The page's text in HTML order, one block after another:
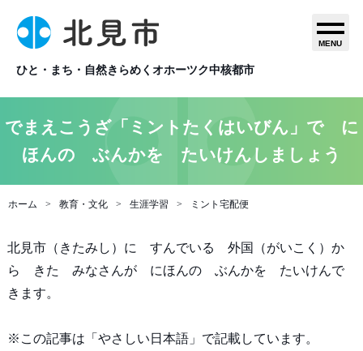
ひと・まち・自然きらめくオホーツク中核都市
MENU
でまえこうざ「ミントたくはいびん」で に
ほんの ぶんかを たいけんしましょう
ホーム 教育・文化 生涯学習 ミント宅配便
北見市（きたみし）に すんでいる 外国（がいこく）か
ら きた みなさんが にほんの ぶんかを たいけんで
きます。
※この記事は「やさしい日本語」で記載しています。